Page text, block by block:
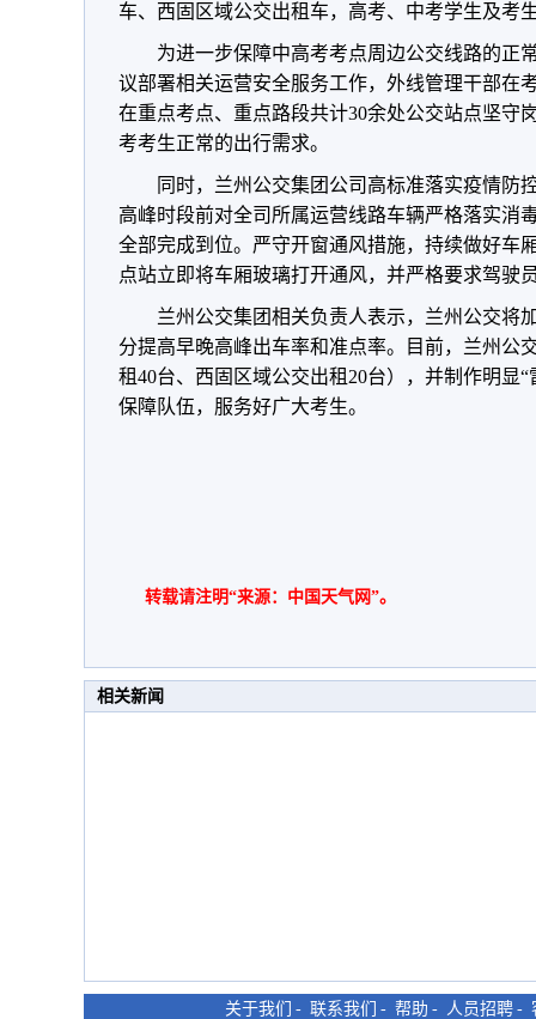
车、西固区域公交出租车，高考、中考学生及考
为进一步保障中高考考点周边公交线路的正
议部署相关运营安全服务工作，外线管理干部在
在重点考点、重点路段共计30余处公交站点坚守
考考生正常的出行需求。
同时，兰州公交集团公司高标准落实疫情防
高峰时段前对全司所属运营线路车辆严格落实消
全部完成到位。严守开窗通风措施，持续做好车
点站立即将车厢玻璃打开通风，并严格要求驾驶
兰州公交集团相关负责人表示，兰州公交将
分提高早晚高峰出车率和准点率。目前，兰州公
租40台、西固区域公交出租20台），并制作明显
保障队伍，服务好广大考生。
转载请注明“来源：中国天气网”。
相关新闻
关于我们 - 联系我们 - 帮助 - 人员招聘 -